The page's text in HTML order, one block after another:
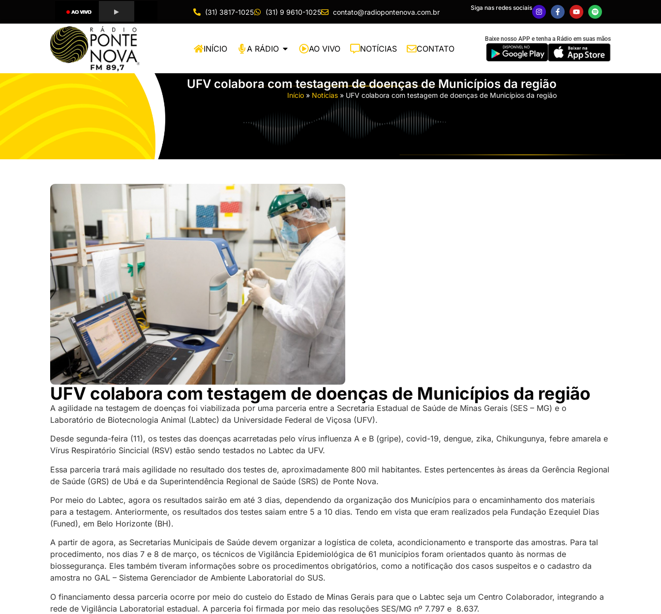
(31) 3817-1025 (31) 9 9610-1025 contato@radiopontenova.com.br Siga nas redes sociais
INÍCIO A RÁDIO AO VIVO NOTÍCIAS CONTATO
Baixe nosso APP e tenha a Rádio em suas mãos
UFV colabora com testagem de doenças de Municípios da região
Início » Notícias » UFV colabora com testagem de doenças de Municípios da região
UFV colabora com testagem de doenças de Municípios da região
A agilidade na testagem de doenças foi viabilizada por uma parceria entre a Secretaria Estadual de Saúde de Minas Gerais (SES – MG) e o
Laboratório de Biotecnologia Animal (Labtec) da Universidade Federal de Viçosa (UFV).
Desde segunda-feira (11), os testes das doenças acarretadas pelo vírus influenza A e B (gripe), covid-19, dengue, zika, Chikungunya, febre amarela e
Vírus Respiratório Sincicial (RSV) estão sendo testados no Labtec da UFV.
Essa parceria trará mais agilidade no resultado dos testes de, aproximadamente 800 mil habitantes. Estes pertencentes às áreas da Gerência Regional
de Saúde (GRS) de Ubá e da Superintendência Regional de Saúde (SRS) de Ponte Nova.
Por meio do Labtec, agora os resultados sairão em até 3 dias, dependendo da organização dos Municípios para o encaminhamento dos materiais
para a testagem. Anteriormente, os resultados dos testes saiam entre 5 a 10 dias. Tendo em vista que eram realizados pela Fundação Ezequiel Dias
(Funed), em Belo Horizonte (BH).
A partir de agora, as Secretarias Municipais de Saúde devem organizar a logística de coleta, acondicionamento e transporte das amostras. Para tal
procedimento, nos dias 7 e 8 de março, os técnicos de Vigilância Epidemiológica de 61 municípios foram orientados quanto às normas de
biossegurança. Eles também tiveram informações sobre os procedimentos obrigatórios, como a notificação dos casos suspeitos e o cadastro da
amostra no GAL – Sistema Gerenciador de Ambiente Laboratorial do SUS.
O financiamento dessa parceria ocorre por meio do custeio do Estado de Minas Gerais para que o Labtec seja um Centro Colaborador, integrando a
rede de Vigilância Laboratorial estadual. A parceria foi firmada por meio das resoluções SES/MG nº 7.797 e 8.637.